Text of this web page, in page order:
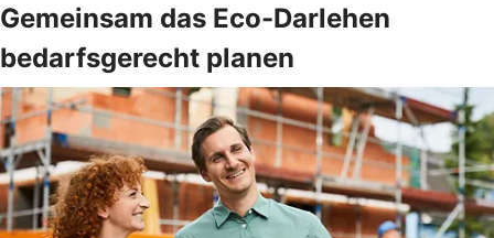
Gemeinsam das Eco-Darlehen
bedarfsgerecht planen